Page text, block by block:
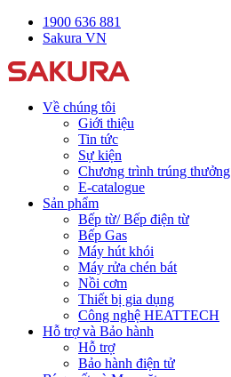
1900 636 881
Sakura VN
Về chúng tôi
Giới thiệu
Tin tức
Sự kiện
Chương trình trúng thưởng
E-catalogue
Sản phẩm
Bếp từ/ Bếp điện từ
Bếp Gas
Máy hút khói
Máy rửa chén bát
Nồi cơm
Thiết bị gia dụng
Công nghệ HEATTECH
Hỗ trợ và Bảo hành
Hỗ trợ
Bảo hành điện tử